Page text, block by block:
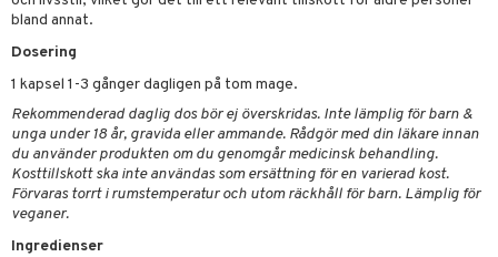
bland annat.
Dosering
1 kapsel 1-3 gånger dagligen på tom mage.
Rekommenderad daglig dos bör ej överskridas. Inte lämplig för barn &
unga under 18 år, gravida eller ammande. Rådgör med din läkare innan
du använder produkten om du genomgår medicinsk behandling.
Kosttillskott ska inte användas som ersättning för en varierad kost.
Förvaras torrt i rumstemperatur och utom räckhåll för barn. Lämplig för
veganer.
Ingredienser
dusch & tvål
oljor